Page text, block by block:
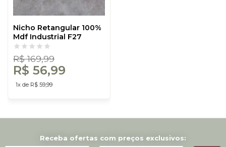
Nicho Retangular 100%
Mdf Industrial F27
Freijó/Preto - Dalla
Costa
R$ 169,99
R$ 56,99
1x de R$ 59,99
Receba ofertas com preços exclusivos: